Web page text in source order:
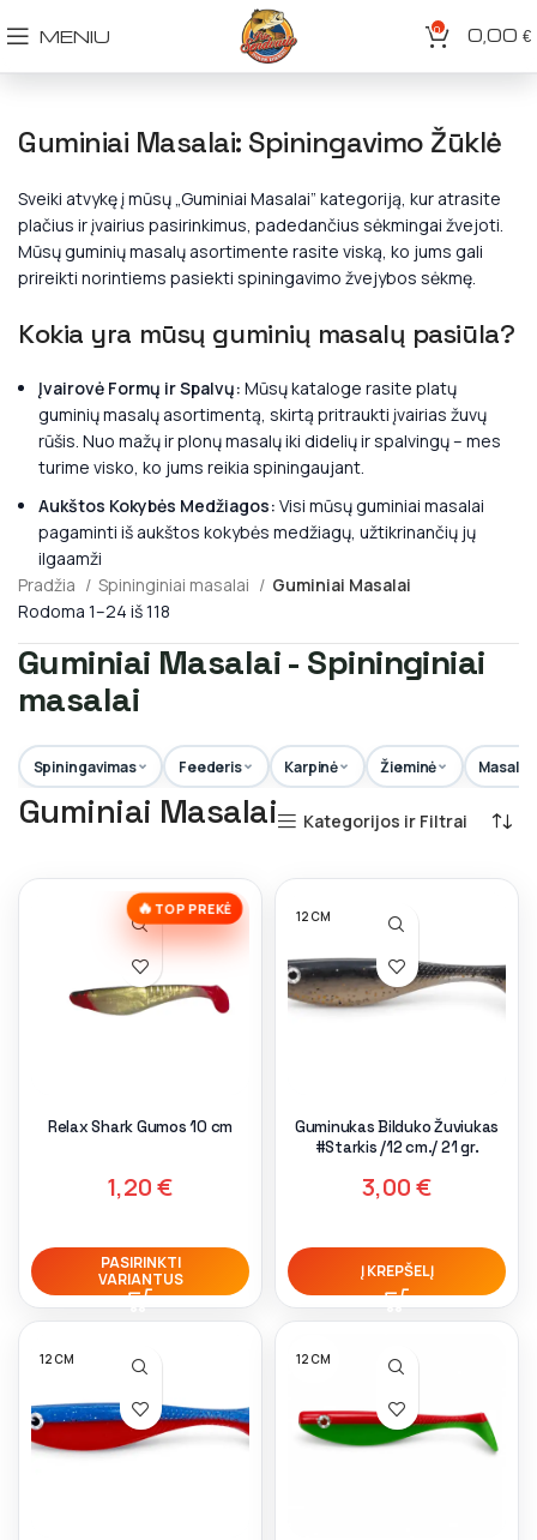
MENIU 0 0,00 €
Guminiai Masalai: Spiningavimo Žūklė
Sveiki atvykę į mūsų „Guminiai Masalai” kategoriją, kur atrasite
plačius ir įvairius pasirinkimus, padedančius sėkmingai žvejoti.
Mūsų guminių masalų asortimente rasite viską, ko jums gali
prireikti norintiems pasiekti spiningavimo žvejybos sėkmę.
Kokia yra mūsų guminių masalų pasiūla?
Įvairovė Formų ir Spalvų: Mūsų kataloge rasite platų
guminių masalų asortimentą, skirtą pritraukti įvairias žuvų
rūšis. Nuo mažų ir plonų masalų iki didelių ir spalvingų – mes
turime visko, ko jums reikia spiningaujant.
Aukštos Kokybės Medžiagos: Visi mūsų guminiai masalai
pagaminti iš aukštos kokybės medžiagų, užtikrinančių jų
ilgaamži
Pradžia
Spininginiai masalai
Guminiai Masalai
Rodoma 1–24 iš 118
Guminiai Masalai - Spininginiai
masalai
Spiningavimas Feederis Karpinė Žieminė Masalai
Guminiai Masalai Kategorijos ir Filtrai
🔥TOP PREKĖ
Relax Shark Gumos 10 cm
1,20€
PASIRINKTI
VARIANTUS
12 CM
Guminukas Bilduko Žuviukas
#Starkis /12 cm./ 21 gr.
3,00€
Į KREPŠELĮ
12 CM 12 CM